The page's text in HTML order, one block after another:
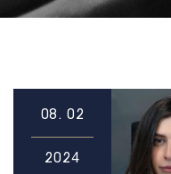
08. 02
2024